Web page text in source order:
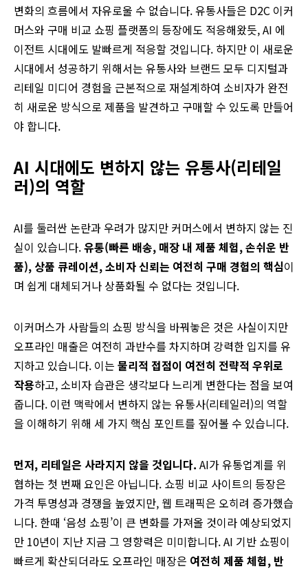
변화의 흐름에서 자유로울 수 없습니다. 유통사들은 D2C 이커
머스와 구매 비교 쇼핑 플랫폼의 등장에도 적응해왔듯, AI 에
이전트 시대에도 발빠르게 적응할 것입니다. 하지만 이 새로운
시대에서 성공하기 위해서는 유통사와 브랜드 모두 디지털과
리테일 미디어 경험을 근본적으로 재설계하여 소비자가 완전
히 새로운 방식으로 제품을 발견하고 구매할 수 있도록 만들어
야 합니다.
AI 시대에도 변하지 않는 유통사(리테일
러)의 역할
AI를 둘러싼 논란과 우려가 많지만 커머스에서 변하지 않는 진
실이 있습니다.유통(빠른 배송, 매장 내 제품 체험, 손쉬운 반
품), 상품 큐레이션, 소비자 신뢰는 여전히 구매 경험의 핵심이
며 쉽게 대체되거나 상품화될 수 없다는 것입니다.
이커머스가 사람들의 쇼핑 방식을 바꿔놓은 것은 사실이지만
오프라인 매출은 여전히 과반수를 차지하며 강력한 입지를 유
지하고 있습니다. 이는 물리적 접점이 여전히 전략적 우위로
작용하고, 소비자 습관은 생각보다 느리게 변한다는 점을 보여
줍니다. 이런 맥락에서 변하지 않는 유통사(리테일러)의 역할
을 이해하기 위해 세 가지 핵심 포인트를 짚어볼 수 있습니다.
먼저, 리테일은 사라지지 않을 것입니다. AI가 유통업계를 위
협하는 첫 번째 요인은 아닙니다. 쇼핑 비교 사이트의 등장은
가격 투명성과 경쟁을 높였지만, 웹 트래픽은 오히려 증가했습
니다. 한때 ‘음성 쇼핑’이 큰 변화를 가져올 것이라 예상되었지
만 10년이 지난 지금 그 영향력은 미미합니다. AI 기반 쇼핑이
빠르게 확산되더라도 오프라인 매장은 여전히 제품 체험, 반